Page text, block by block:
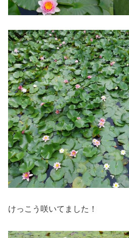
けっこう咲いてました！